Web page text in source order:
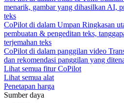
menarik, gambar yang dihasilkan AI,
teks
CoPilot di dalam Umpan Ringkasan
pembuatan & pengeditan teks,
terjemahan teks
CoPilot di dalam panggilan video
dan rekomendasi panggilan yang
Lihat semua fitur CoPilot
Lihat semua alat
Penetapan harga
Sumber daya